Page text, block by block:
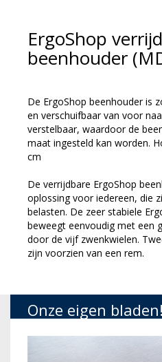
ErgoShop
beenhouder
De ErgoShop beenhouder is
en verschuifbaar van voor
verstelbaar, waardoor de
maat ingesteld kan worden.
cm
De verrijdbare ErgoShop
oplossing voor iedereen, die
belasten. De zeer stabiele
beweegt eenvoudig met een
door de vijf zwenkwielen.
zijn voorzien van een rem.
Onze eigen bladen!